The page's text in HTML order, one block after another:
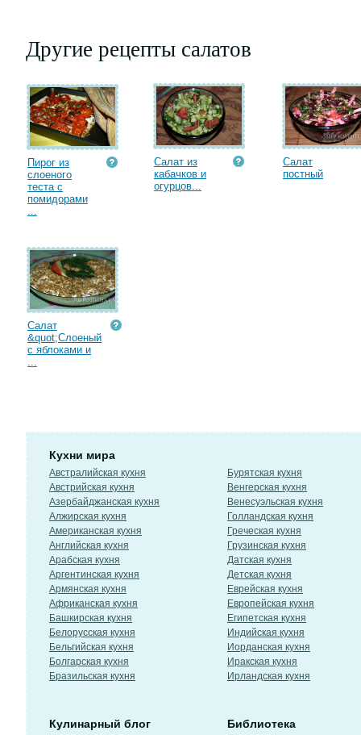
Другие рецепты салатов
Пирог из
слоеного
теста с
помидорами
...
Салат из
кабачков и
огурцов...
Салат
постный
Салат
&quot;Слоеный
с яблоками и
...
Кухни мира
Австралийская кухня
Австрийская кухня
Азербайджанская кухня
Алжирская кухня
Американская кухня
Английская кухня
Арабская кухня
Аргентинская кухня
Армянская кухня
Африканская кухня
Башкирская кухня
Белорусская кухня
Бельгийская кухня
Болгарская кухня
Бразильская кухня
Бурятская кухня
Венгерская кухня
Венесуэльская кухня
Голландская кухня
Греческая кухня
Грузинская кухня
Датская кухня
Детская кухня
Еврейская кухня
Европейская кухня
Египетская кухня
Индийская кухня
Иорданская кухня
Иракская кухня
Ирландская кухня
Кулинарный блог Библиотека